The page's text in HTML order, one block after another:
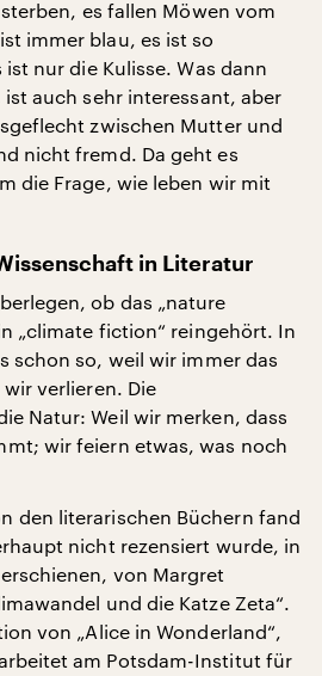
es fallen Möwen vom
immer blau, es ist so
nur die Kulisse. Was dann
auch sehr interessant, aber
zwischen Mutter und
nicht fremd. Da geht es
die Frage, wie leben wir mit
in Literatur
ob das „nature
„climate fiction“ reingehört. In
schon so, weil wir immer das
verlieren. Die
Natur: Weil wir merken, dass
wir feiern etwas, was noch
den literarischen Büchern fand
nicht rezensiert wurde, in
von Margret
und die Katze Zeta“.
von „Alice in Wonderland“,
am Potsdam-Institut für